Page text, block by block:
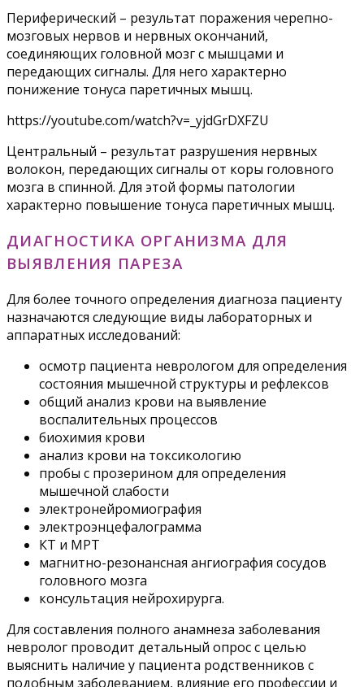
Периферический – результат поражения черепно-
мозговых нервов и нервных окончаний,
соединяющих головной мозг с мышцами и
передающих сигналы. Для него характерно
понижение тонуса паретичных мышц.
https://youtube.com/watch?v=_yjdGrDXFZU
Центральный – результат разрушения нервных
волокон, передающих сигналы от коры головного
мозга в спинной. Для этой формы патологии
характерно повышение тонуса паретичных мышц.
ДИАГНОСТИКА ОРГАНИЗМА ДЛЯ
ВЫЯВЛЕНИЯ ПАРЕЗА
Для более точного определения диагноза пациенту
назначаются следующие виды лабораторных и
аппаратных исследований:
осмотр пациента неврологом для определения
состояния мышечной структуры и рефлексов
общий анализ крови на выявление
воспалительных процессов
биохимия крови
анализ крови на токсикологию
пробы с прозерином для определения
мышечной слабости
электронейромиография
электроэнцефалограмма
КТ и МРТ
магнитно-резонансная ангиография сосудов
головного мозга
консультация нейрохирурга.
Для составления полного анамнеза заболевания
невролог проводит детальный опрос с целью
выяснить наличие у пациента родственников с
подобным заболеванием, влияние его профессии и